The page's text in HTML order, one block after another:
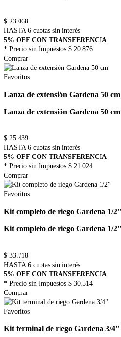
$ 23.068
HASTA 6 cuotas sin interés
5% OFF CON TRANSFERENCIA
* Precio sin Impuestos $ 20.876
Comprar
Favoritos
Lanza de extensión Gardena 50 cm
Lanza de extensión Gardena 50 cm
$ 25.439
HASTA 6 cuotas sin interés
5% OFF CON TRANSFERENCIA
* Precio sin Impuestos $ 21.024
Comprar
Favoritos
Kit completo de riego Gardena 1/2"
Kit completo de riego Gardena 1/2"
$ 33.718
HASTA 6 cuotas sin interés
5% OFF CON TRANSFERENCIA
* Precio sin Impuestos $ 30.514
Comprar
Favoritos
Kit terminal de riego Gardena 3/4"